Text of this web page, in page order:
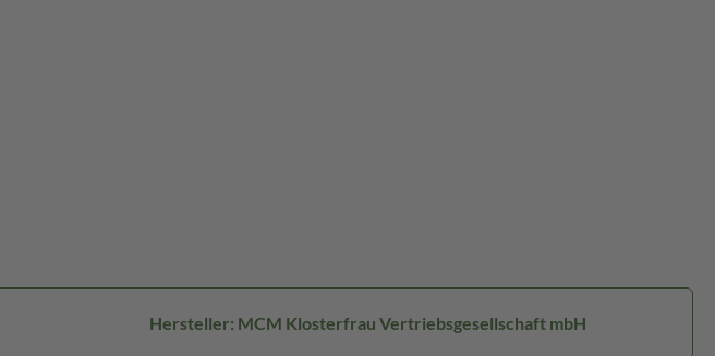
Hersteller: MCM Klosterfrau Vertriebsgesellschaft mbH